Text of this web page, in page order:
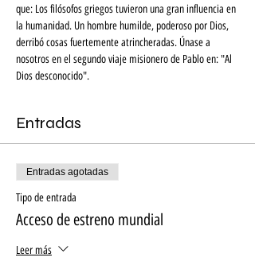
que: Los filósofos griegos tuvieron una gran influencia en
la humanidad. Un hombre humilde, poderoso por Dios,
derribó cosas fuertemente atrincheradas. Únase a
nosotros en el segundo viaje misionero de Pablo en: "Al
Dios desconocido".
Entradas
Entradas agotadas
Tipo de entrada
Acceso de estreno mundial
Leer más